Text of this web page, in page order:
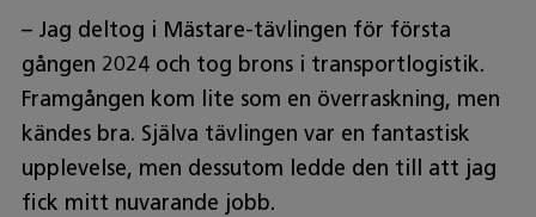
– Jag deltog i Mästare-tävlingen för första
gången 2024 och tog brons i transportlogistik.
Framgången kom lite som en överraskning, men
kändes bra. Själva tävlingen var en fantastisk
upplevelse, men dessutom ledde den till att jag
fick mitt nuvarande jobb.